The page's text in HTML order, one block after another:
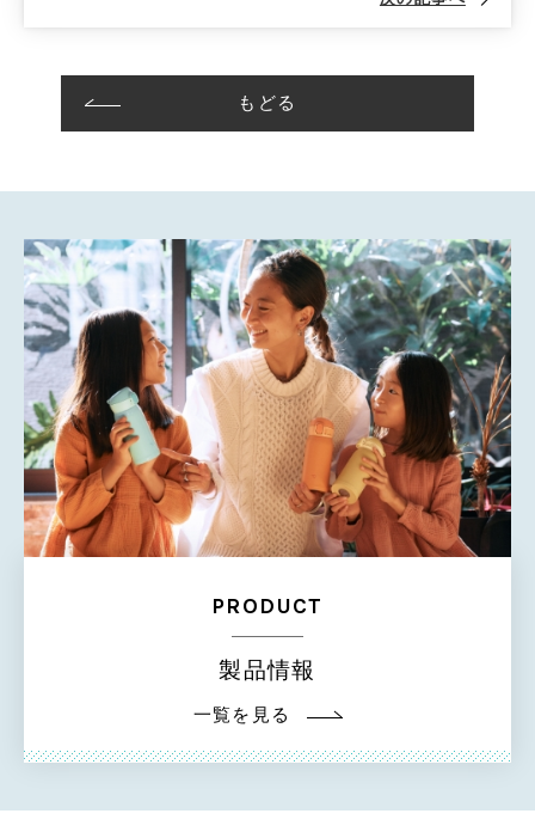
もどる
PRODUCT
製品情報
一覧を見る